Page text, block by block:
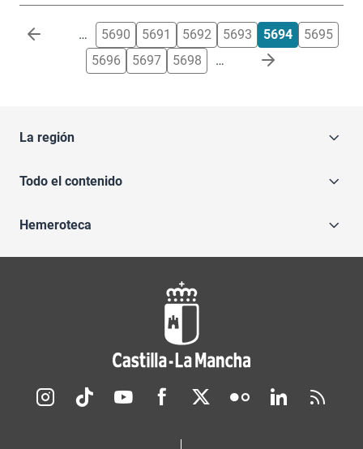
Paginación … 5690 5691 5692 5693 5694
5695
5696
5697 5698 …
La región
Todo el contenido
Hemeroteca
Redes sociales JCCM